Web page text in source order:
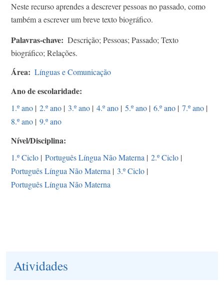
Neste recurso aprendes a descrever pessoas no passado, como
também a escrever um breve texto biográfico.
Palavras-chave
Descrição; Pessoas; Passado; Texto
biográfico; Relações.
Área Línguas e Comunicação
Ano de escolaridade
1.º ano | 2.º ano | 3.º ano | 4.º ano | 5.º ano | 6.º ano | 7.º ano |
8.º ano | 9.º ano
Nível/Disciplina
1.º Ciclo | Português Língua Não Materna | 2.º Ciclo |
Português Língua Não Materna | 3.º Ciclo |
Português Língua Não Materna
Atividades